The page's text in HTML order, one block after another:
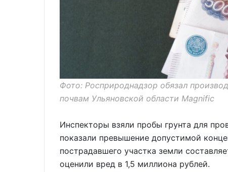
Фото: Росприроднадзор обязал
почвам Ульяновской области Magnific
Инспекторы взяли пробы грунта для
показали превышение допустимой
пострадавшего участка земли
оценили вред в 1,5 миллиона рублей.